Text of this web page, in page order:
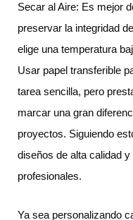
Secar al Aire: Es mejor
preservar la integridad
elige una temperatura
Usar papel transferible
tarea sencilla, pero
marcar una gran
proyectos. Siguiendo
diseños de alta calidad
profesionales.
Ya sea personalizando